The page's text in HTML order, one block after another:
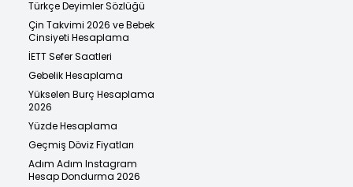
Türkçe Deyimler Sözlüğü
Çin Takvimi 2026 ve Bebek
Cinsiyeti Hesaplama
İETT Sefer Saatleri
Gebelik Hesaplama
Yükselen Burç Hesaplama
2026
Yüzde Hesaplama
Geçmiş Döviz Fiyatları
Adım Adım Instagram
Hesap Dondurma 2026